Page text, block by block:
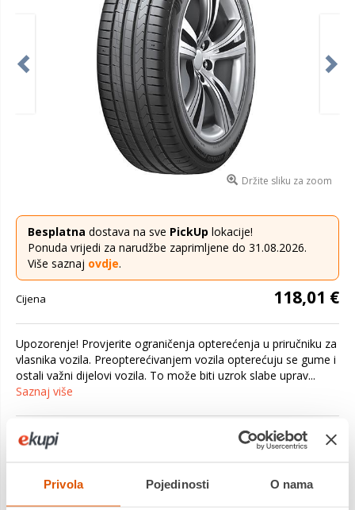
Privola Pojedinosti O nama
Držite sliku za zoom
Besplatna dostava na sve PickUp lokacije!
Ponuda vrijedi za narudžbe zaprimljene do 31.08.2026.
Više saznaj ovdje.
Cijena 118,01 €
Upozorenje! Provjerite ograničenja opterećenja u priručniku za
vlasnika vozila. Preopterećivanjem vozila opterećuju se gume i
ostali važni dijelovi vozila. To može biti uzrok slabe uprav...
Saznaj više
Platite gotovinom pri preuzimanju, Internet bankarstvom, karticama
jednokratno i na rate
PROIZVOD JE NEDOSTUPAN